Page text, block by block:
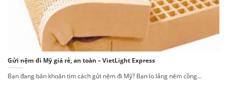
Gửi nệm đi Mỹ giá rẻ, an toàn – VietLight Express
Bạn đang băn khoăn tìm cách gửi nệm đi Mỹ? Bạn lo lắng nệm cồng...